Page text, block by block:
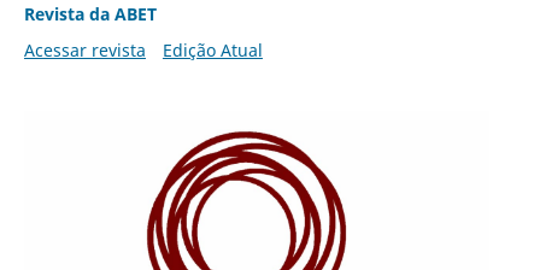
Revista da ABET
Acessar revista
Edição Atual